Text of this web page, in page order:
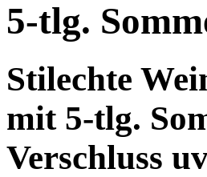
5-tlg.
Stilechte
mit 5-tlg.
Verschluss